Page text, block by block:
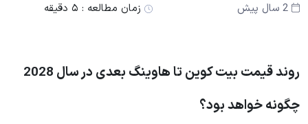
2 سال پیش
زمان مطالعه : ۵ دقیقه
روند قیمت بیت کوین تا هاوینگ بعدی در سال 2028
چگونه خواهد بود؟